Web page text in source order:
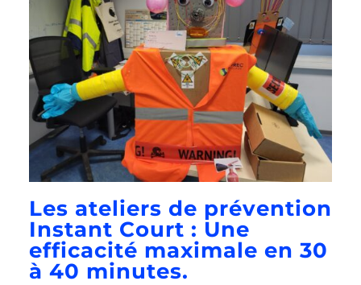
Les ateliers de prévention
Instant Court : Une
efficacité maximale en 30
à 40 minutes.